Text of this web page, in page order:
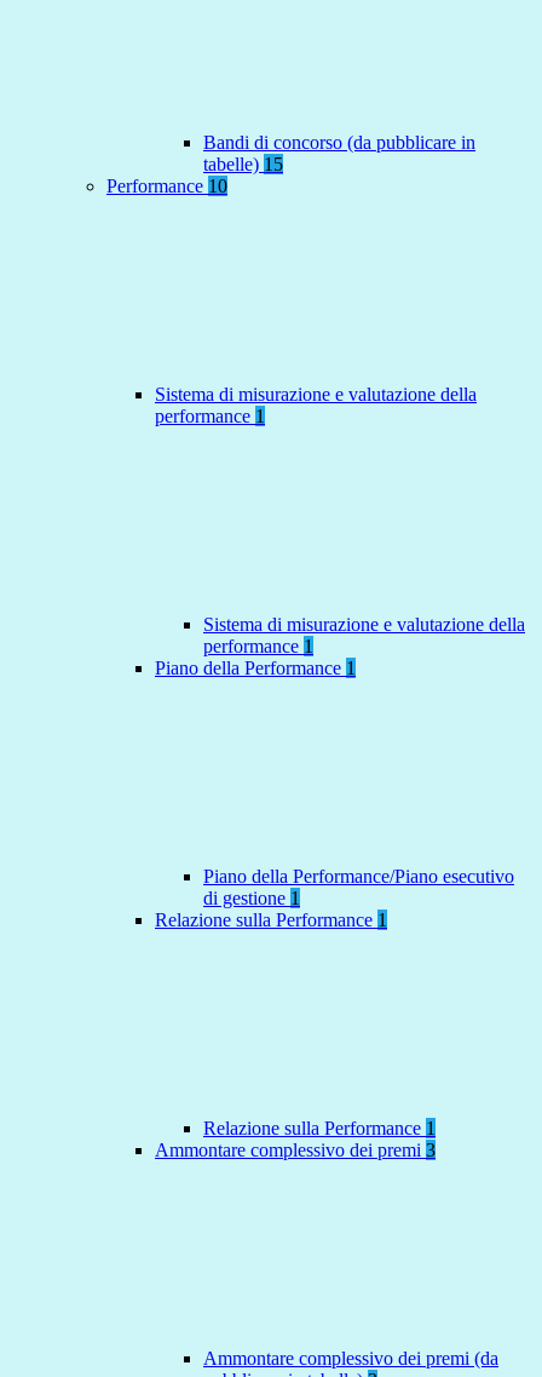
Bandi di concorso (da pubblicare in
tabelle) 15
Performance 10
Sistema di misurazione e valutazione della
performance 1
Sistema di misurazione e valutazione della
performance 1
Piano della Performance 1
Piano della Performance/Piano esecutivo
di gestione 1
Relazione sulla Performance 1
Relazione sulla Performance 1
Ammontare complessivo dei premi 3
Ammontare complessivo dei premi (da